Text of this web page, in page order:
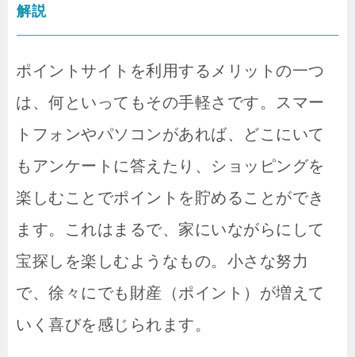
解説
ポイントサイトを利用するメリットの一つ
は、何といってもその手軽さです。スマー
トフォンやパソコンがあれば、どこにいて
もアンケートに答えたり、ショッピングを
楽しむことでポイントを貯めることができ
ます。これはまるで、家にいながらにして
宝探しを楽しむようなもの。小さな努力
で、徐々にでも財産（ポイント）が増えて
いく喜びを感じられます。